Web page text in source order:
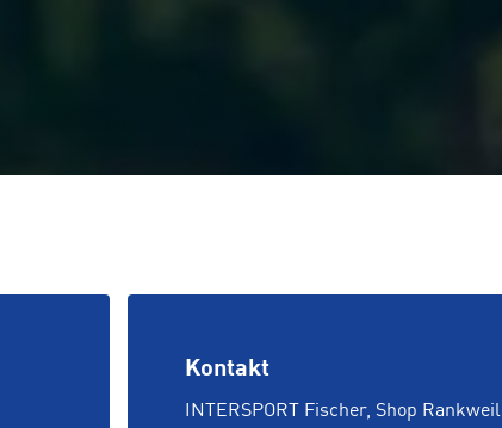
Kontakt
INTERSPORT Fischer, Shop Rankweil